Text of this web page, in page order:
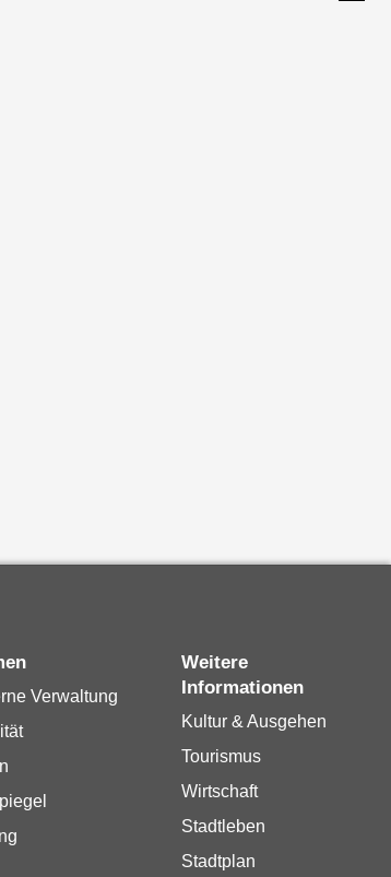
Verwaltung
Weitere
Informationen
Kultur & Ausgehen
Tourismus
Wirtschaft
Stadtleben
Stadtplan